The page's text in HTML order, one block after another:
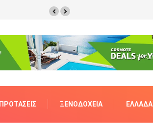
ΠΡΟΤΆΣΕΙΣ ΞΕΝΟΔΟΧΕΊΑ ΕΛΛΆΔΑ